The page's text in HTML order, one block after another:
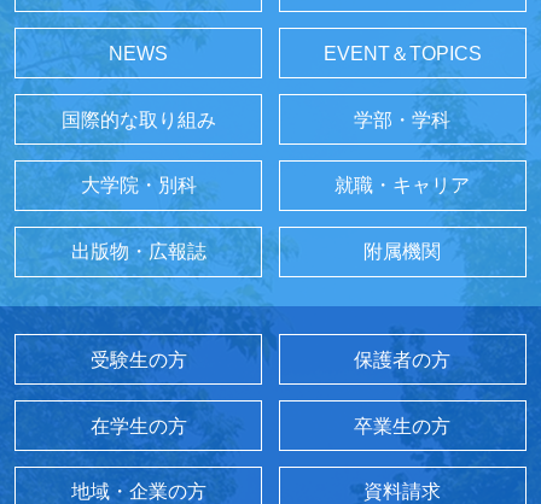
NEWS EVENT＆TOPICS
国際的な取り組み 学部・学科
大学院・別科 就職・キャリア
出版物・広報誌 附属機関
受験生の方 保護者の方
在学生の方 卒業生の方
地域・企業の方 資料請求